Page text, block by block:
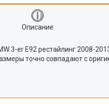
Описание
3-er E92 рестайлинг 2008-
точно совпадают с